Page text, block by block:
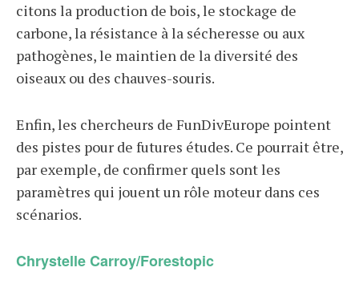
citons la production de bois, le stockage de
carbone, la résistance à la sécheresse ou aux
pathogènes, le maintien de la diversité des
oiseaux ou des chauves-souris.
Enfin, les chercheurs de FunDivEurope pointent
des pistes pour de futures études. Ce pourrait être,
par exemple, de confirmer quels sont les
paramètres qui jouent un rôle moteur dans ces
scénarios.
Chrystelle Carroy/Forestopic